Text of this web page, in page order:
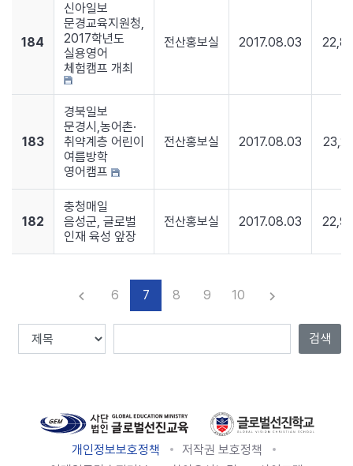
184
신아일보
문경교육지원청,
2017학년도
실용영어
체험캠프 개최
전산홍보실 2017.08.03
183
경북일보
문경시,농어촌·
취약계층 어린이
여름방학
영어캠프
전산홍보실 2017.08.03
182
충청매일
음성군, 글로벌
인재 육성 앞장
전산홍보실 2017.08.03
keyboard_arrow_left이전 6 7 8 9 10 keyboard_arrow_right다음
검색
개인정보보호정책
저작권 보호정책